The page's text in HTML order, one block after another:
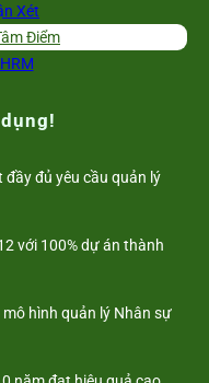
Xét
Điểm
đầy đủ yêu cầu quản lý
với 100% dự án thành
hình quản lý Nhân sự